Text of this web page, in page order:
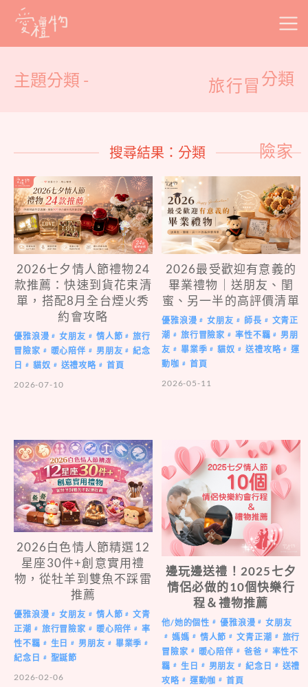
Skip
主題分類 - 分類
旅行冒
險家
搜尋結果：分類
2026七夕情人節禮物24
款推薦：快速到貨花束清
單，搭配8月全台煙火秀
約會攻略
優雅浪漫 # 女朋友 # 情人節 #
旅行
冒險家 # 暖心陪伴 # 男朋友 #
紀念
日
# 貓奴 # 送禮攻略 #
首頁
2026-07-10
2026最受歡迎有意義的
畢業禮物｜送朋友、閨
蜜、另一半的高評價清單
優雅浪漫 # 女朋友 # 師長 #
文青正
潮 # 旅行冒險家 # 率性不羈 #
男朋
友 # 畢業季 # 貓奴 # 送禮攻略 #
運
動咖 #
首頁
2026-05-11
2026白色情人節精選12
星座30件+創意實用禮
物，從牡羊到雙魚不踩雷
推薦
優雅浪漫 # 女朋友 # 情人節 #
文青
正潮 # 旅行冒險家 # 暖心陪伴 #
率
性不羈 # 生日 # 男朋友 # 畢業季 #
紀念日 #
聖誕節
2026-02-06
邊玩邊送禮！2025七夕
情侶必做的10個快樂行
程＆禮物推薦
他/她的個性 # 優雅浪漫 # 女朋友
# 媽媽 # 情人節 # 文青正潮 #
旅行
冒險家 # 暖心陪伴 # 爸爸 #
率性不
羈 # 生日 # 男朋友 # 紀念日 #
送禮
攻略 # 運動咖 #
首頁